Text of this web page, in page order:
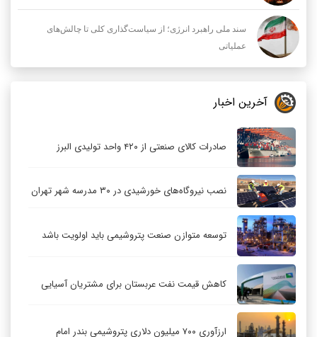
سند ملی راهبرد انرژی؛ از سیاست‌گذاری کلی تا چالش‌های
عملیاتی
آخرین اخبار
صادرات کالای صنعتی از ۴۲۰ واحد تولیدی البرز
نصب نیروگاه‌های خورشیدی در ۳۰ مدرسه شهر تهران
توسعه متوازن صنعت پتروشیمی باید اولویت باشد
کاهش قیمت نفت عربستان برای مشتریان آسیایی
ارزآوری ۷۰۰ میلیون دلاری پتروشیمی بندر امام